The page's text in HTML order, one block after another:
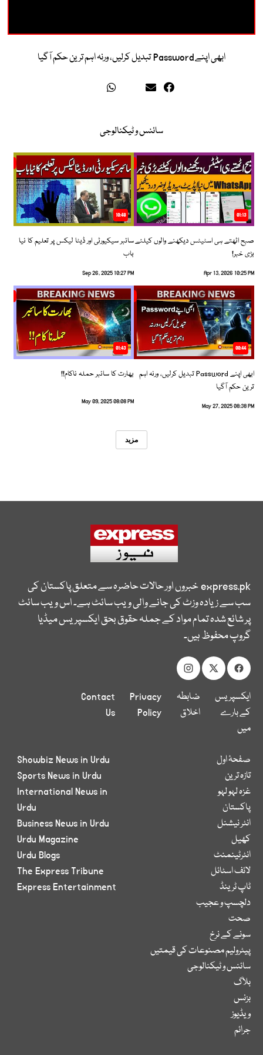
ابھی اپنے Password تبدیل کرلیں، ورنہ اہم ترین حکم آگیا
سائنس و ٹیکنالوجی
01:13
صبح اٹھتے ہی اسٹیٹس دیکھنے والوں کیلئے
بڑی خبر!
Apr 13, 2026 10:25 PM
10:48
سائبر سیکیورٹی اور ڈیٹا لیکس پر تعلیم کا نیا
باب
Sep 26, 2025 10:27 PM
00:44
ابھی اپنے Password تبدیل کرلیں، ورنہ اہم
ترین حکم آگیا
May 27, 2025 08:38 PM
01:43
بھارت کا سائبر حملہ ناکام!!
May 09, 2025 08:08 PM
مزید
express.pkخبروں اور حالات حاضرہ سے متعلق پاکستان کی
سب سے زیادہ وزٹ کی جانے والی ویب سائٹ ہے۔ اس ویب سائٹ
پر شائع شدہ تمام مواد کے جملہ حقوق بحق ایکسپریس میڈیا
گروپ محفوظ ہیں۔
ایکسپریس
کے بارے
میں
ضابطہ
اخلاق
Privacy
Policy
Contact
Us
صفحۂ اول
تازہ ترین
غزہ لہو لہو
پاکستان
انٹر نیشنل
کھیل
انٹرٹینمنٹ
لائف اسٹائل
ٹاپ ٹرینڈ
دلچسپ و عجیب
صحت
سونے کے نرخ
پیٹرولیم مصنوعات کی قیمتیں
سائنس و ٹیکنالوجی
بلاگ
بزنس
ویڈیوز
جرائم
Showbiz News in Urdu
Sports News in Urdu
International News in
Urdu
Business News in Urdu
Urdu Magazine
Urdu Blogs
The Express Tribune
Express Entertainment